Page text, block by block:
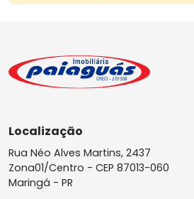
Localização
Rua Néo Alves Martins, 2437
Zona01/Centro - CEP 87013-060
Maringá - PR